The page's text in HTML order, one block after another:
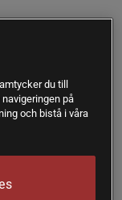
du till
på
och bistå i våra